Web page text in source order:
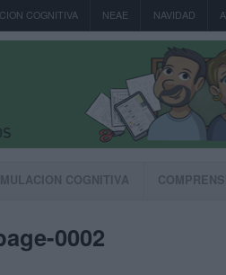
COGNITIVA NEAE NAVIDAD
COGNITIVA
0002